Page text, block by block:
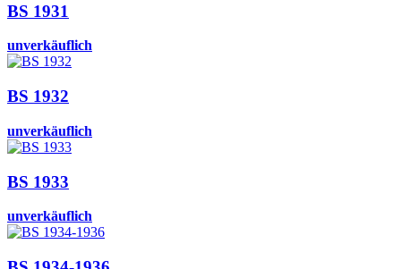
BS 1931
unverkäuflich
BS 1932
unverkäuflich
BS 1933
unverkäuflich